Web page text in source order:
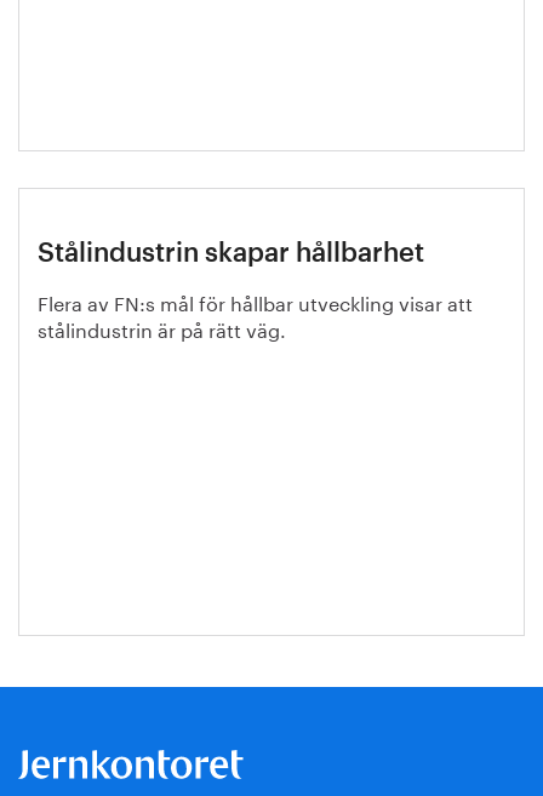
Stålindustrin skapar hållbarhet
Flera av FN:s mål för hållbar utveckling visar att
stålindustrin är på rätt väg.